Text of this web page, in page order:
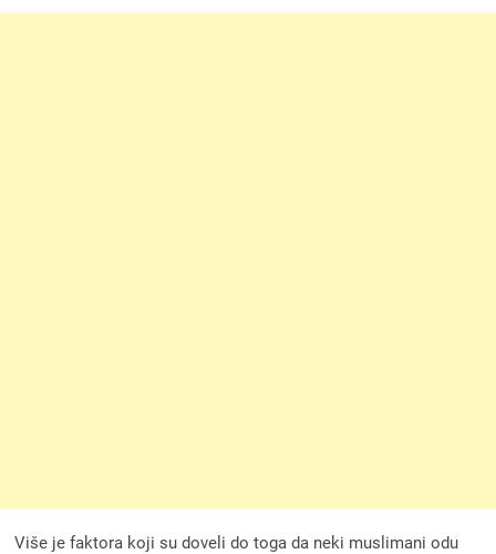
Više je faktora koji su doveli do toga da neki muslimani odu